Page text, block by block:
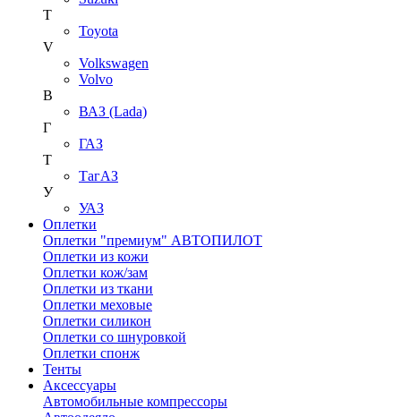
T
Toyota
V
Volkswagen
Volvo
В
ВАЗ (Lada)
Г
ГАЗ
Т
ТагАЗ
У
УАЗ
Оплетки
Оплетки "премиум" АВТОПИЛОТ
Оплетки из кожи
Оплетки кож/зам
Оплетки из ткани
Оплетки меховые
Оплетки силикон
Оплетки со шнуровкой
Оплетки спонж
Тенты
Аксессуары
Автомобильные компрессоры